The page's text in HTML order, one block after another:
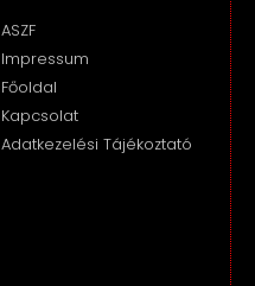
ASZF
Impressum
Főoldal
Kapcsolat
Adatkezelési Tájékoztató